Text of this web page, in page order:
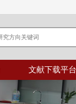
文献下载平台